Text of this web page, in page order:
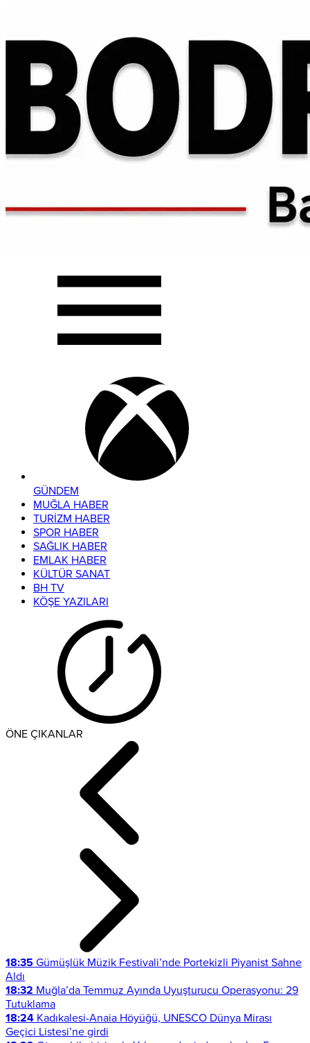
GÜNDEM
MUĞLA HABER
TURİZM HABER
SPOR HABER
SAĞLIK HABER
EMLAK HABER
KÜLTÜR SANAT
BH TV
KÖŞE YAZILARI
ÖNE ÇIKANLAR
18:35 Gümüşlük Müzik Festivali’nde Portekizli Piyanist Sahne
Aldı
18:32 Muğla’da Temmuz Ayında Uyuşturucu Operasyonu: 29
Tutuklama
18:24 Kadıkalesi-Anaia Höyüğü, UNESCO Dünya Mirası
Geçici Listesi’ne girdi